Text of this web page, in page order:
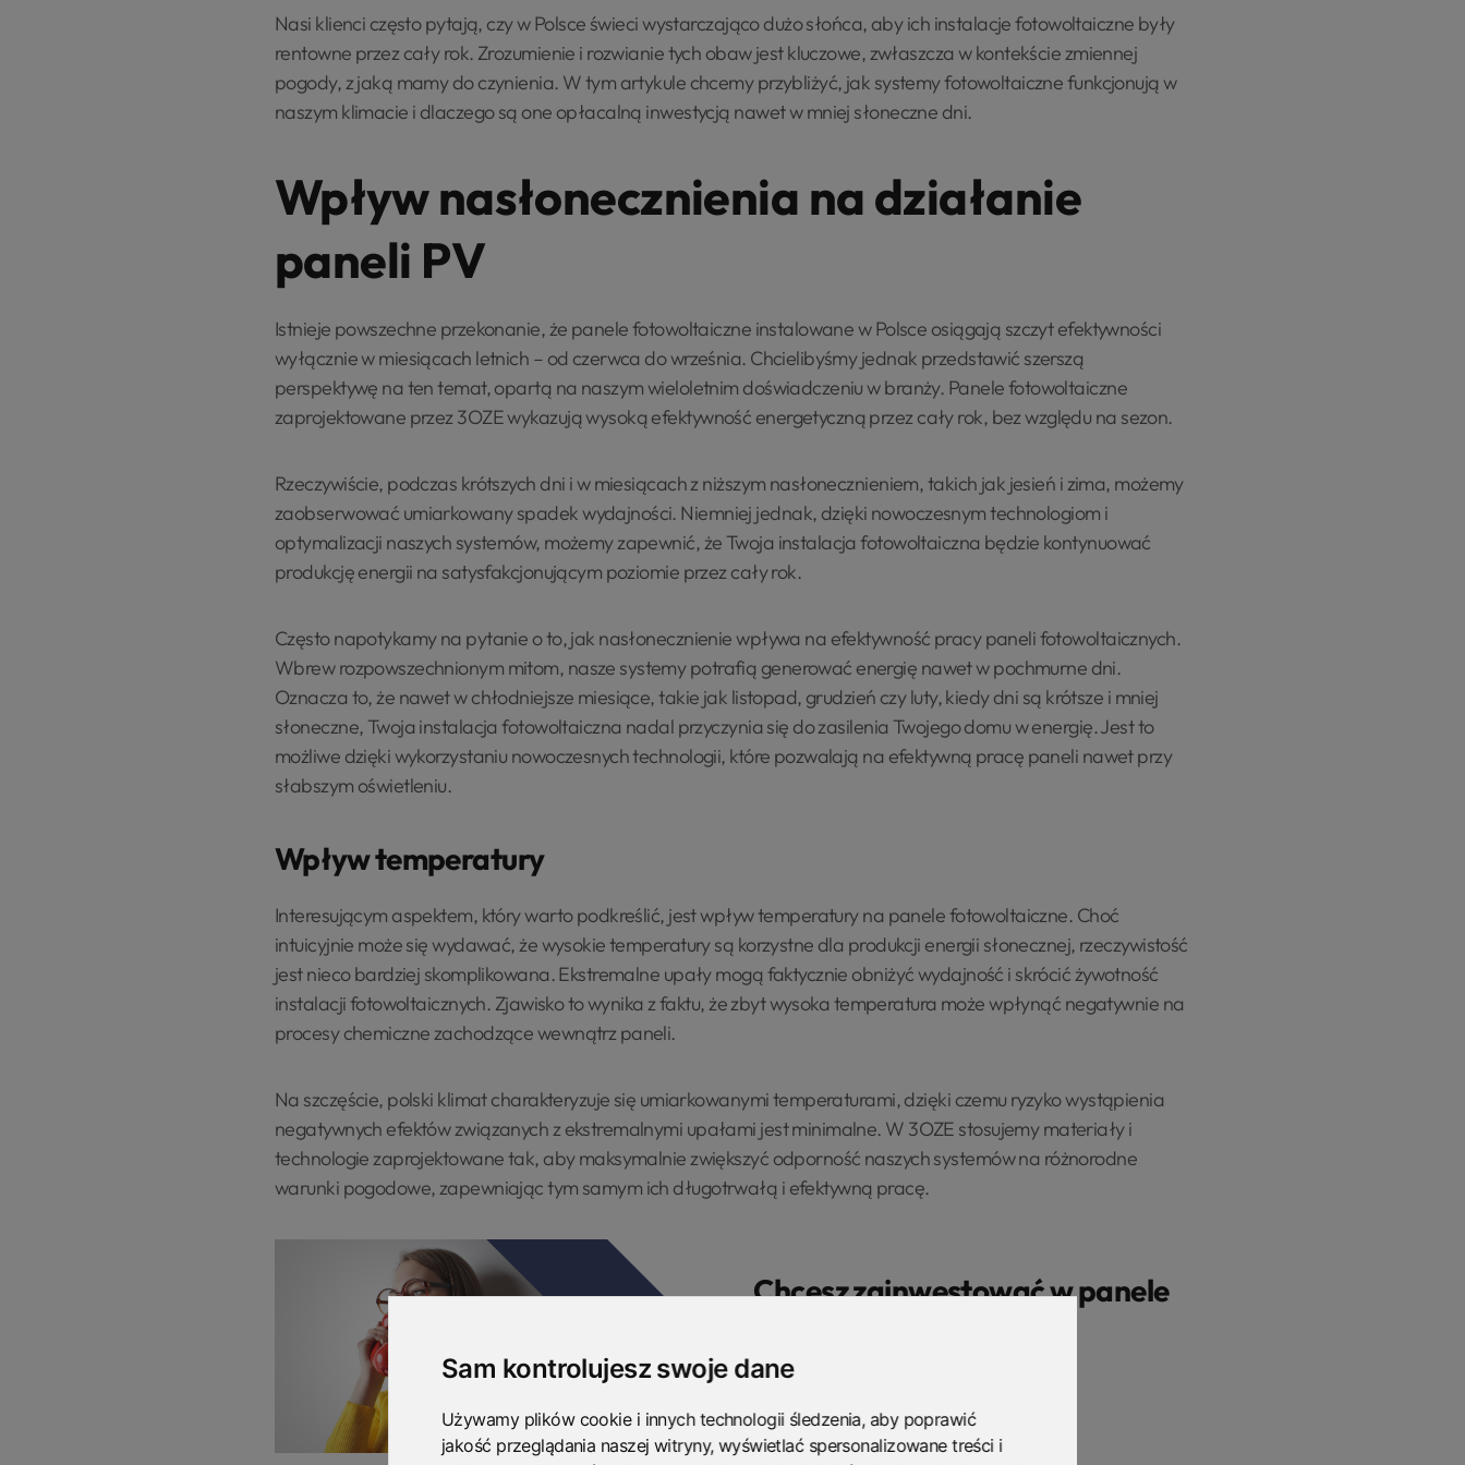
Sam kontrolujesz swoje dane
Używamy plików cookie i innych technologii śledzenia, aby poprawić
jakość przeglądania naszej witryny, wyświetlać spersonalizowane treści i
Nasi klienci często pytają, czy w Polsce świeci wystarczająco dużo słońca, aby ich instalacje fotowoltaiczne były
rentowne przez cały rok. Zrozumienie i rozwianie tych obaw jest kluczowe, zwłaszcza w kontekście zmiennej
pogody, z jaką mamy do czynienia. W tym artykule chcemy przybliżyć, jak systemy fotowoltaiczne funkcjonują w
naszym klimacie i dlaczego są one opłacalną inwestycją nawet w mniej słoneczne dni.
Wpływ nasłonecznienia na działanie
paneli PV
Istnieje powszechne przekonanie, że panele fotowoltaiczne instalowane w Polsce osiągają szczyt efektywności
wyłącznie w miesiącach letnich – od czerwca do września. Chcielibyśmy jednak przedstawić szerszą
perspektywę na ten temat, opartą na naszym wieloletnim doświadczeniu w branży. Panele fotowoltaiczne
zaprojektowane przez 3OZE wykazują wysoką efektywność energetyczną przez cały rok, bez względu na sezon.
Rzeczywiście, podczas krótszych dni i w miesiącach z niższym nasłonecznieniem, takich jak jesień i zima, możemy
zaobserwować umiarkowany spadek wydajności. Niemniej jednak, dzięki nowoczesnym technologiom i
optymalizacji naszych systemów, możemy zapewnić, że Twoja instalacja fotowoltaiczna będzie kontynuować
produkcję energii na satysfakcjonującym poziomie przez cały rok.
Często napotykamy na pytanie o to, jak nasłonecznienie wpływa na efektywność pracy paneli fotowoltaicznych.
Wbrew rozpowszechnionym mitom, nasze systemy potrafią generować energię nawet w pochmurne dni.
Oznacza to, że nawet w chłodniejsze miesiące, takie jak listopad, grudzień czy luty, kiedy dni są krótsze i mniej
słoneczne, Twoja instalacja fotowoltaiczna nadal przyczynia się do zasilenia Twojego domu w energię. Jest to
możliwe dzięki wykorzystaniu nowoczesnych technologii, które pozwalają na efektywną pracę paneli nawet przy
słabszym oświetleniu.
Wpływ temperatury
Interesującym aspektem, który warto podkreślić, jest wpływ temperatury na panele fotowoltaiczne. Choć
intuicyjnie może się wydawać, że wysokie temperatury są korzystne dla produkcji energii słonecznej, rzeczywistość
jest nieco bardziej skomplikowana. Ekstremalne upały mogą faktycznie obniżyć wydajność i skrócić żywotność
instalacji fotowoltaicznych. Zjawisko to wynika z faktu, że zbyt wysoka temperatura może wpłynąć negatywnie na
procesy chemiczne zachodzące wewnątrz paneli.
Na szczęście, polski klimat charakteryzuje się umiarkowanymi temperaturami, dzięki czemu ryzyko wystąpienia
negatywnych efektów związanych z ekstremalnymi upałami jest minimalne. W 3OZE stosujemy materiały i
technologie zaprojektowane tak, aby maksymalnie zwiększyć odporność naszych systemów na różnorodne
warunki pogodowe, zapewniając tym samym ich długotrwałą i efektywną pracę.
Chcesz zainwestować w panele